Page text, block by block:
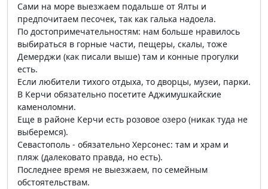
Сами на море выезжаем подальше от Ялты и
предпочитаем песочек, так как галька надоела.
По достопримечательностям: нам больше нравилось
выбираться в горные части, пещеры, скалы, тоже
Демерджи (как писали выше) там и конные прогулки
есть.
Если любители тихого отдыха, то дворцы, музеи, парки.
В Керчи обязательно посетите Аджимушкайские
каменоломни.
Еще в районе Керчи есть розовое озеро (никак туда не
выберемся).
Севастополь - обязательно Херсонес: там и храм и
пляж (далековато правда, но есть).
Последнее время не выезжаем, по семейным
обстоятельствам.